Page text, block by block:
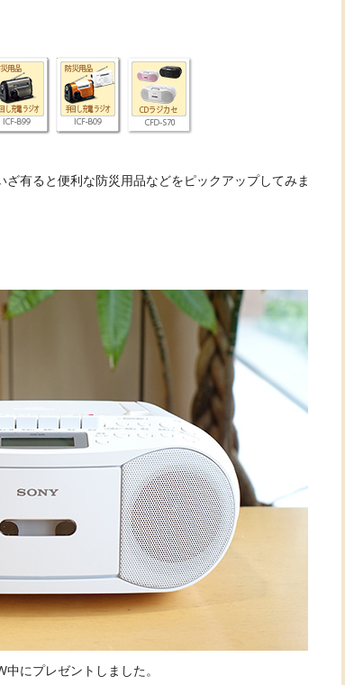
有ると便利な防災用品などをピックアップしてみま
にプレゼントしました。